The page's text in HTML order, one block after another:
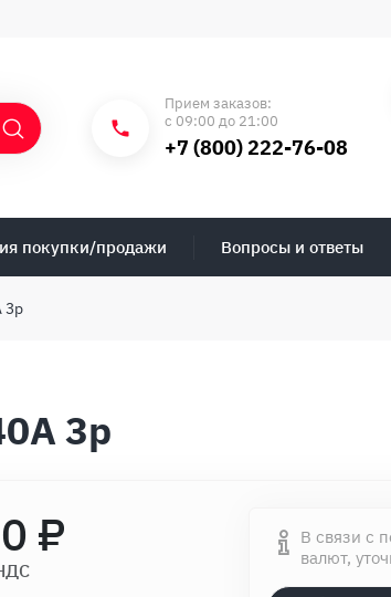
Прием заказов:
с 09:00 до 21:00
+7 (800) 222-76-08
покупки/продажи Вопросы и ответы
3p
3p
₽
В связи с
валют,